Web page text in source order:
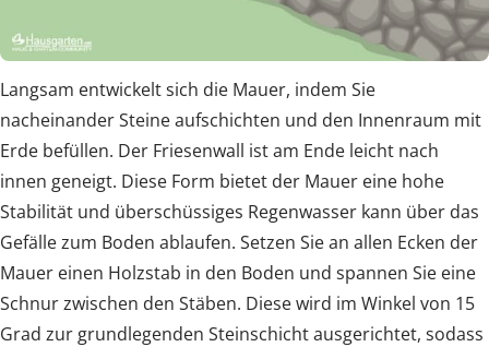
Langsam entwickelt sich die Mauer, indem Sie
nacheinander Steine aufschichten und den Innenraum mit
Erde befüllen. Der Friesenwall ist am Ende leicht nach
innen geneigt. Diese Form bietet der Mauer eine hohe
Stabilität und überschüssiges Regenwasser kann über das
Gefälle zum Boden ablaufen. Setzen Sie an allen Ecken der
Mauer einen Holzstab in den Boden und spannen Sie eine
Schnur zwischen den Stäben. Diese wird im Winkel von 15
Grad zur grundlegenden Steinschicht ausgerichtet, sodass